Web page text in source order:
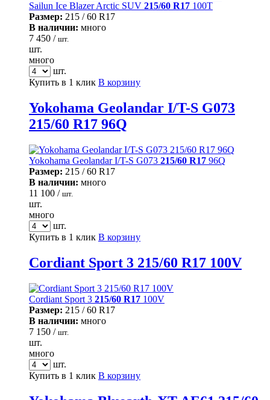
Sailun Ice Blazer Arctic SUV 215/60 R17 100T
Размер: 215 / 60 R17
В наличии: много
7 450 / шт.
шт.
много
шт.
Купить в 1 клик В корзину
Yokohama Geolandar I/T-S G073
215/60 R17 96Q
Yokohama Geolandar I/T-S G073 215/60 R17 96Q
Размер: 215 / 60 R17
В наличии: много
11 100 / шт.
шт.
много
шт.
Купить в 1 клик В корзину
Cordiant Sport 3 215/60 R17 100V
Cordiant Sport 3 215/60 R17 100V
Размер: 215 / 60 R17
В наличии: много
7 150 / шт.
шт.
много
шт.
Купить в 1 клик В корзину